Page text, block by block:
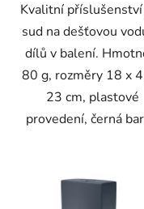
Kvalitní
sud na dešťovou
dílů v balení.
80 g, rozměry 18 x
23 cm, plastové
provedení, černá